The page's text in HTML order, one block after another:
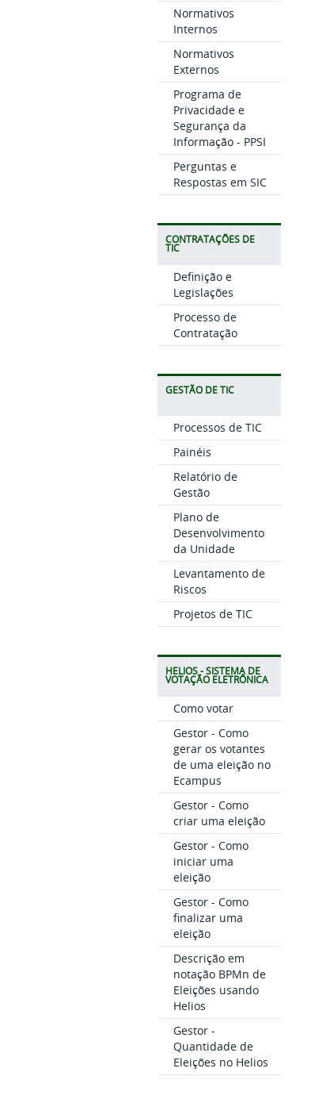
Normativos
Internos
Normativos
Externos
Programa de
Privacidade e
Segurança da
Informação - PPSI
Perguntas e
Respostas em SIC
CONTRATAÇÕES DE
TIC
Definição e
Legislações
Processo de
Contratação
GESTÃO DE TIC
Processos de TIC
Painéis
Relatório de
Gestão
Plano de
Desenvolvimento
da Unidade
Levantamento de
Riscos
Projetos de TIC
HELIOS - SISTEMA DE
VOTAÇÃO ELETRÔNICA
Como votar
Gestor - Como
gerar os votantes
de uma eleição no
Ecampus
Gestor - Como
criar uma eleição
Gestor - Como
iniciar uma
eleição
Gestor - Como
finalizar uma
eleição
Descrição em
notação BPMn de
Eleições usando
Helios
Gestor -
Quantidade de
Eleições no Helios